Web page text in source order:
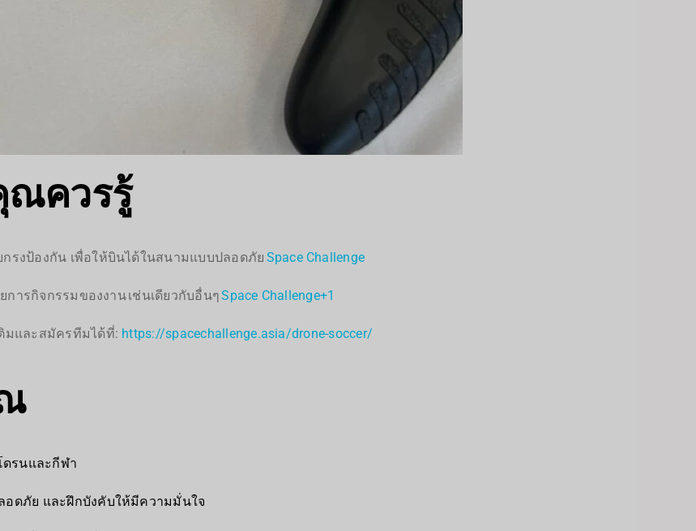
ณควรรู้
รงป้องกัน เพื่อให้บินได้ในสนามแบบปลอดภัย Space Challenge
การกิจกรรมของงาน เช่นเดียวกับอื่นๆSpace Challenge+1
มและสมัครทีมได้ที่: https://spacechallenge.asia/drone-soccer/
รนและกีฬา
อดภัย และฝึกบังคับให้มีความมั่นใจ